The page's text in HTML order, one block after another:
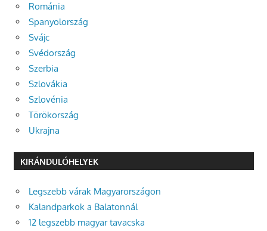
Románia
Spanyolország
Svájc
Svédország
Szerbia
Szlovákia
Szlovénia
Törökország
Ukrajna
KIRÁNDULÓHELYEK
Legszebb várak Magyarországon
Kalandparkok a Balatonnál
12 legszebb magyar tavacska